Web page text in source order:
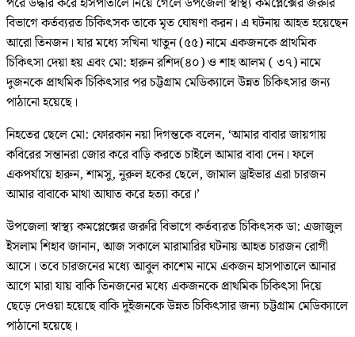
বিভাগে কর্তব্যরত চিকিৎসক তাকে মৃত ঘোষণা করন। এ ঘটনায় আহত হয়েছেন
আরো তিনজন। যার মধ্যে সখিনা খাতুন (৫৫) নামে একজনকে প্রাথমিক
চিকিৎসা দেয়া হয় এবং মো: হারুন রশিদ(৪০) ও শাহ আলম ( ৩৭) নামে
দুজনকে প্রাথমিক চিকিৎসার পর চট্টগ্রাম মেডিক্যালে উন্নত চিকিৎসার জন্য
পাঠানো হয়েছে।
নিহতের ছেলে মো: ফোরকান নয়া দিগন্তকে বলেন, ‘আমার বাবার জায়গায়
কবিরের সন্তানরা জোর করে বাড়ি করতে চাইলে আমার বাবা দেন। ফলে
একপর্যায়ে হারুন, শামসু, নুরুল হকের ছেলে, জামাল ড্রাইভার এরা চারজন
আমার বাবাকে মাথা আঘাত করে হত্যা করে।’
উপজেলা স্বাস্থ্য কমপ্লেক্সের জরুরি বিভাগে কর্তব্যরত চিকিৎসক ডা: এজাজুল
ইসলাম শিহাব জানান, আজ সকালে মারামারির ঘটনায় আহত চারজন রোগী
আসে। তবে চারজনের মধ্যে আবুল কাশেম নামে একজন হাসপাতালে আনার
আগে মারা যায় বাকি তিনজনের মধ্যে একজনকে প্রাথমিক চিকিৎসা দিয়ে
ছেড়ে দেওয়া হয়েছে বাকি দুইজনকে উন্নত চিকিৎসার জন্য চট্টগ্রাম মেডিক্যালে
পাঠানো হয়েছে।